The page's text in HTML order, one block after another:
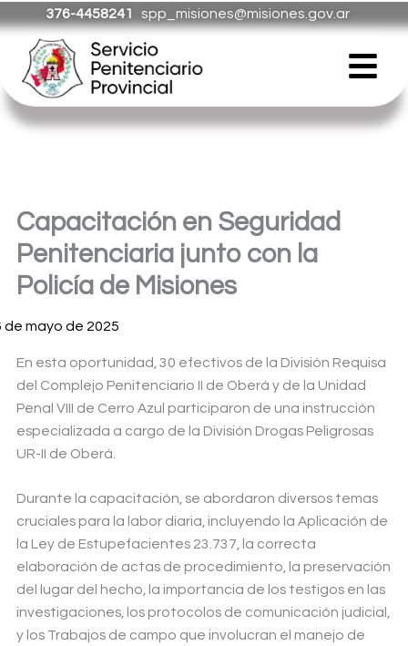
al
contenido
376-4458241 spp_misiones@misiones.gov.ar
Capacitación en Seguridad
Penitenciaria junto con la
Policía de Misiones
de mayo de 2025
En esta oportunidad, 30 efectivos de la División Requisa
del Complejo Penitenciario II de Oberá y de la Unidad
Penal VIII de Cerro Azul participaron de una instrucción
especializada a cargo de la División Drogas Peligrosas
UR-II de Oberá.
Durante la capacitación, se abordaron diversos temas
cruciales para la labor diaria, incluyendo la Aplicación de
la Ley de Estupefacientes 23.737, la correcta
elaboración de actas de procedimiento, la preservación
del lugar del hecho, la importancia de los testigos en las
investigaciones, los protocolos de comunicación judicial,
y los Trabajos de campo que involucran el manejo de